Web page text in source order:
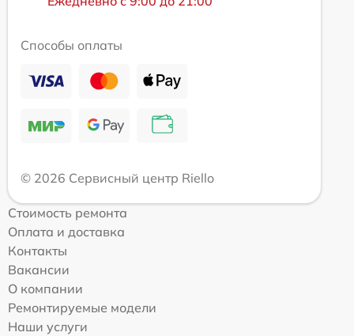
Способы оплаты
© 2026 Сервисный центр Riello
Стоимость ремонта
Оплата и доставка
Контакты
Вакансии
О компании
Ремонтируемые модели
Наши услуги